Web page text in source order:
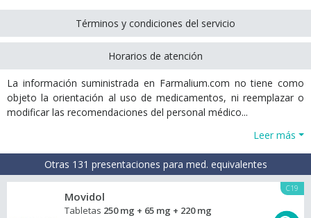
Términos y condiciones del servicio
Horarios de atención
La información suministrada en Farmalium.com no tiene como
objeto la orientación al uso de medicamentos, ni reemplazar o
modificar las recomendaciones del personal médico...
Leer más
Otras 131 presentaciones para med. equivalentes
C19
Movidol
Tabletas 250 mg + 65 mg + 220 mg